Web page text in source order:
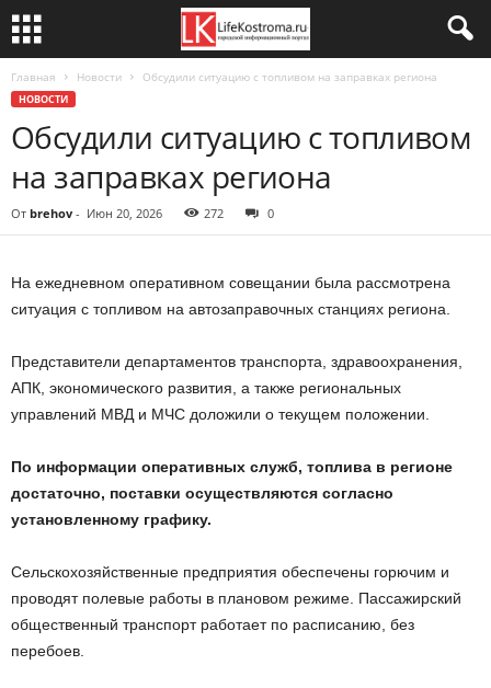
Главная Новости Обсудили ситуацию с топливом на заправках региона
НОВОСТИ
Обсудили ситуацию с топливом
на заправках региона
От brehov - Июн 20, 2026 272 0
На ежедневном оперативном совещании была рассмотрена
ситуация с топливом на автозаправочных станциях региона.
Представители департаментов транспорта, здравоохранения,
АПК, экономического развития, а также региональных
управлений МВД и МЧС доложили о текущем положении.
По информации оперативных служб, топлива в регионе
достаточно, поставки осуществляются согласно
установленному графику.
Сельскохозяйственные предприятия обеспечены горючим и
проводят полевые работы в плановом режиме. Пассажирский
общественный транспорт работает по расписанию, без
перебоев.